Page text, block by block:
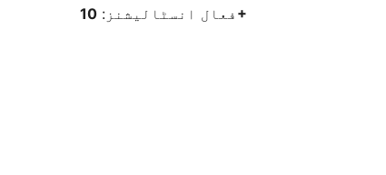
فعال انسٹالیشنز: 10+